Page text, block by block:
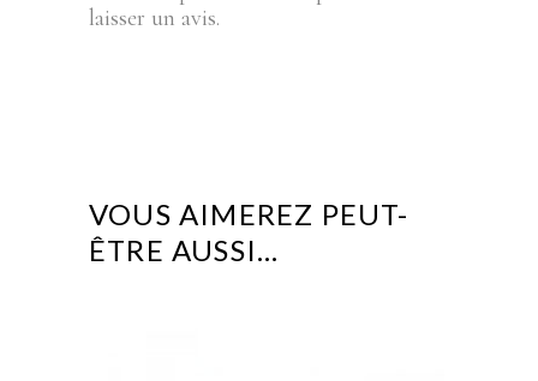
laisser un avis.
VOUS AIMEREZ PEUT-
ÊTRE AUSSI…